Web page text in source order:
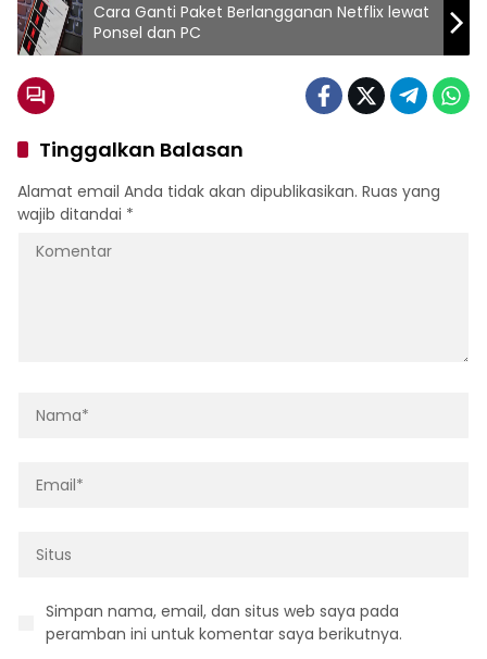
Cara Ganti Paket Berlangganan Netflix lewat
Ponsel dan PC
Tinggalkan Balasan
Alamat email Anda tidak akan dipublikasikan. Ruas yang
wajib ditandai *
Simpan nama, email, dan situs web saya pada
peramban ini untuk komentar saya berikutnya.